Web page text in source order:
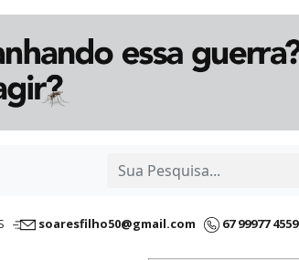
soaresfilho50@gmail.com 67 99977 4559